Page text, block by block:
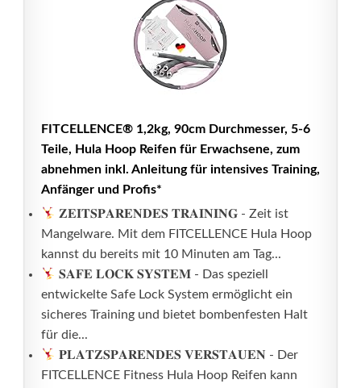
FITCELLENCE® 1,2kg, 90cm Durchmesser, 5-6
Teile, Hula Hoop Reifen für Erwachsene, zum
abnehmen inkl. Anleitung für intensives Training,
Anfänger und Profis*
𝐙𝐄𝐈𝐓𝐒𝐏𝐀𝐑𝐄𝐍𝐃𝐄𝐒 𝐓𝐑𝐀𝐈𝐍𝐈𝐍𝐆 - Zeit ist
Mangelware. Mit dem FITCELLENCE Hula Hoop
kannst du bereits mit 10 Minuten am Tag...
𝐒𝐀𝐅𝐄 𝐋𝐎𝐂𝐊 𝐒𝐘𝐒𝐓𝐄𝐌 - Das speziell
entwickelte Safe Lock System ermöglicht ein
sicheres Training und bietet bombenfesten Halt
für die...
𝐏𝐋𝐀𝐓𝐙𝐒𝐏𝐀𝐑𝐄𝐍𝐃𝐄𝐒 𝐕𝐄𝐑𝐒𝐓𝐀𝐔𝐄𝐍 - Der
FITCELLENCE Fitness Hula Hoop Reifen kann